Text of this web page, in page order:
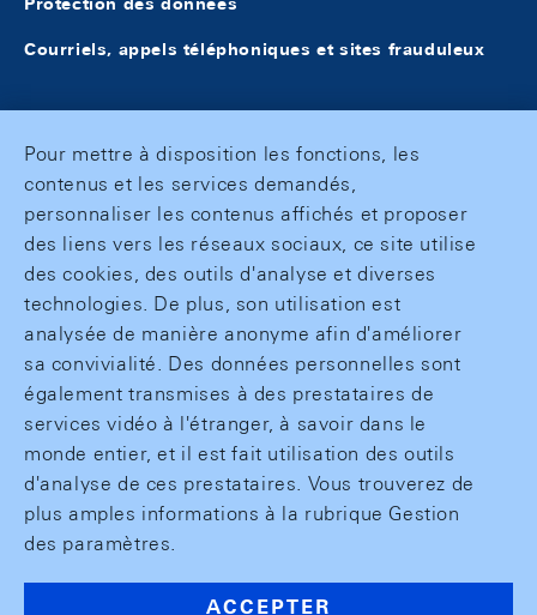
Courriels, appels téléphoniques et sites frauduleux
Pour mettre à disposition les fonctions, les
contenus et les services demandés,
personnaliser les contenus affichés et proposer
des liens vers les réseaux sociaux, ce site utilise
des cookies, des outils d'analyse et diverses
technologies. De plus, son utilisation est
analysée de manière anonyme afin d'améliorer
sa convivialité. Des données personnelles sont
également transmises à des prestataires de
services vidéo à l'étranger, à savoir dans le
monde entier, et il est fait utilisation des outils
d'analyse de ces prestataires. Vous trouverez de
plus amples informations à la rubrique Gestion
des paramètres.
ACCEPTER